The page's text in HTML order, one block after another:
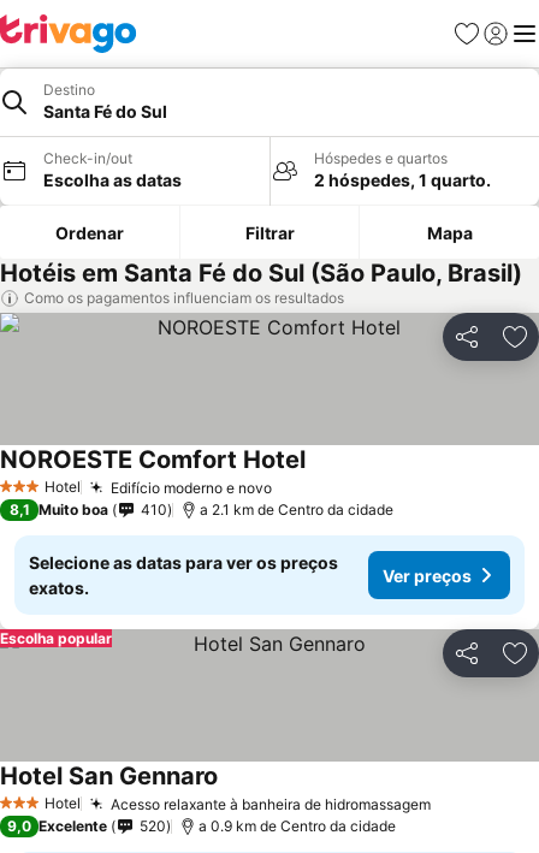
Favoritos
Iniciar
Destino
Santa Fé do Sul
Check-in/out
Escolha as datas
Hóspedes e quartos
2 hóspedes, 1 quarto.
Ordenar Filtrar Mapa
Hotéis em Santa Fé do Sul (São Paulo, Brasil)
Como os pagamentos influenciam os resultados
Partilhar
3 EstrelasHotel Edifício moderno e novo
NOROESTE Comfort Hotel
8,1 Muito boa 410 a 2.1 km de Centro da cidade
Selecione as datas para ver os preços
exatos.
Ver preços
Partilhar
Escolha popular
3 EstrelasHotel Acesso relaxante à banheira de hidromassagem
Hotel San Gennaro
9,0 Excelente 520 a 0.9 km de Centro da cidade